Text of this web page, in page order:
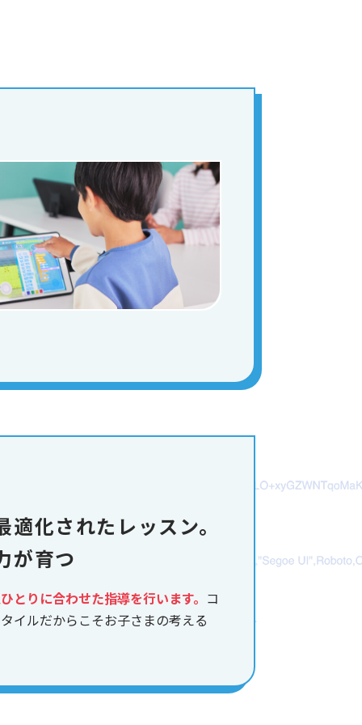
化されたレッスン。
が育つ
とりに合わせた指導を行います。 コ
イルだからこそお子さまの考える